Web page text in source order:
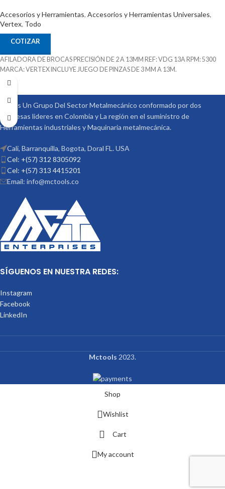
Accesorios y Herramientas, Accesorios y Herramientas Universales,
Vertex, Todo
COTIZAR
AFILADORA DE BROCAS PRECISIÓN DE 2 A 13MM REF: VDG 13A RPM: 5300
MARCA: VERTEX INCLUYE JUEGO DE PINZAS DE 3 MM A 13M.
Somos Un Grupo Del Sector Metalmecánico conformado por dos
empresas lideres en Colombia y La región en el suministro de
Herramientas industriales y Maquinaria metalmecánica.
Cali, Barranquilla, Bogota, Doral FL. USA
Cel: +(57) 312 8305092
Cel: +(57) 313 4415201
Email: info@mctools.co
SÍGUENOS EN NUESTRA REDES:
Instagram
Facebook
LinkedIn
Mctools 2023.
Shop
Wishlist
Cart
My account